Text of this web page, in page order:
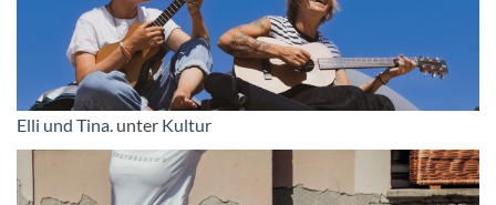
Elli und Tina. unter Kultur